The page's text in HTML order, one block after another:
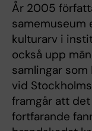
År 2005
samemuseum
kulturarv i
också upp
samlingar som
vid
framgår att
fortfarande